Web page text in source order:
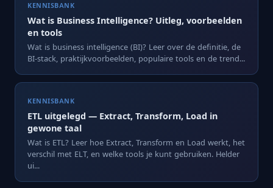
KENNISBANK
Wat is Business Intelligence? Uitleg, voorbeelden
en tools
Wat is business intelligence (BI)? Leer over de definitie, de
BI-stack, praktijkvoorbeelden, populaire tools en de trend...
KENNISBANK
ETL uitgelegd — Extract, Transform, Load in
gewone taal
Wat is ETL? Leer hoe Extract, Transform en Load werkt, het
verschil met ELT, en welke tools je kunt gebruiken. Helder
ui...